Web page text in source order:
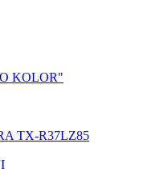
KOLOR"
TX-R37LZ85